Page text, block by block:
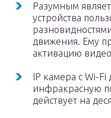
Разумным
устройства
движения. Ему
активацию
IP камера с Wi-Fi
инфракрасную
действует на